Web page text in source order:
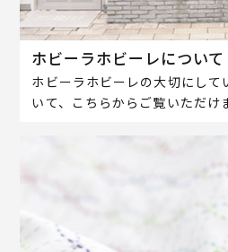
ホビーラホビーレについて
ホビーラホビーレの大切にして
いて、こちらからご覧いただけ